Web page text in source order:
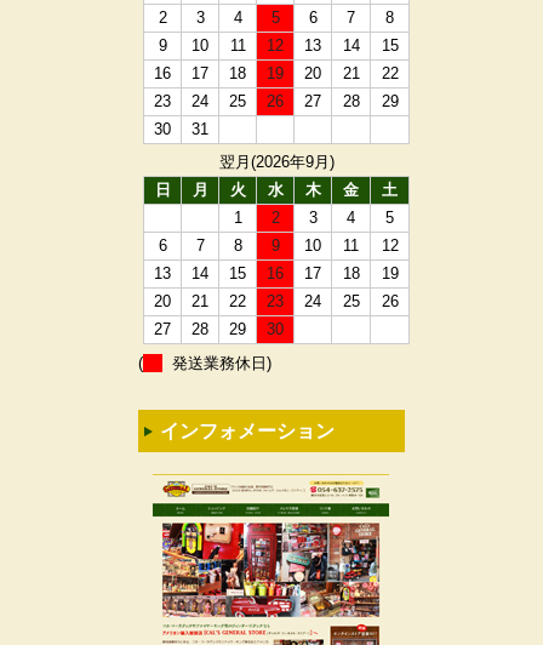
2
3 4 5 6 7
8
9
10 11 12 13 14
15
16
17 18 19 20 21
22
23
24 25 26 27 28
29
30
31
翌月(2026年9月)
日
月 火 水 木 金
土
1
2 3 4
5
6
7 8 9 10 11
12
13
14 15 16 17 18
19
20
21 22 23 24 25
26
27
28 29
30
(
発送業務休日)
インフォメーション